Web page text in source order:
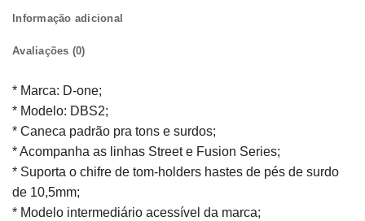
Informação adicional
Avaliações (0)
* Marca: D-one;
* Modelo: DBS2;
* Caneca padrão pra tons e surdos;
* Acompanha as linhas Street e Fusion Series;
* Suporta o chifre de tom-holders hastes de pés de surdo
de 10,5mm;
* Modelo intermediário acessível da marca;